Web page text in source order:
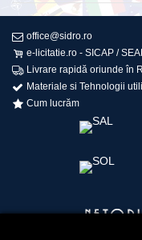
office@sidro.ro
e-licitatie.ro - SICAP /
Livrare rapidă oriunde în
Materiale si Tehnologii
Cum lucrăm